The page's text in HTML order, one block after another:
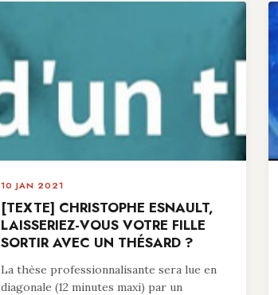
10 JAN 2021
[TEXTE] CHRISTOPHE ESNAULT,
LAISSERIEZ-VOUS VOTRE FILLE
SORTIR AVEC UN THÉSARD ?
La thèse professionnalisante sera lue en
diagonale (12 minutes maxi) par un